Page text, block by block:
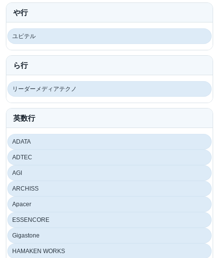
や行
ユピテル
ら行
リーダーメディアテクノ
英数行
ADATA
ADTEC
AGI
ARCHISS
Apacer
ESSENCORE
Gigastone
HAMAKEN WORKS